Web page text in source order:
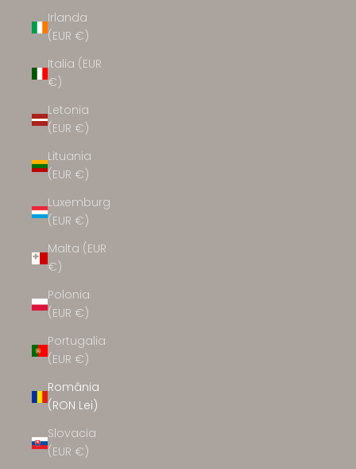
Irlanda
(EUR €)
Italia (EUR
€)
Letonia
(EUR €)
Lituania
(EUR €)
Luxemburg
(EUR €)
Malta (EUR
€)
Polonia
(EUR €)
Portugalia
(EUR €)
România
(RON Lei)
Slovacia
(EUR €)